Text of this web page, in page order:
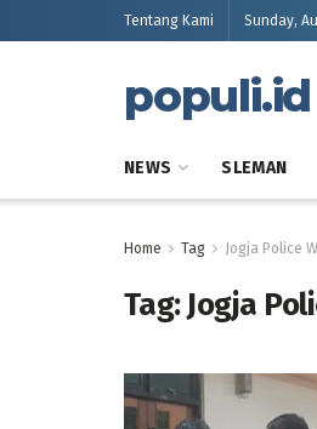
Tentang Kami Sunday,
populi.id
NEWS SLEMAN
Home Tag Jogja Police
Tag:Jogja